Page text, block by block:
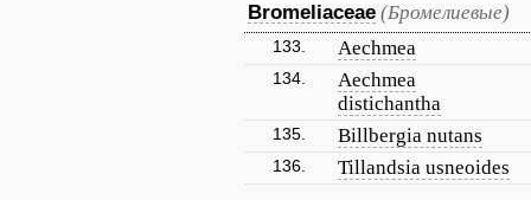
Bromeliaceae (Бромелиевые)
133. Aechmea
134.
Aechmea
distichantha
135. Billbergia nutans
136. Tillandsia usneoides